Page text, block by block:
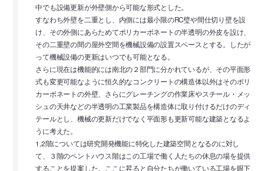
中でも設備更新が外壁側から可能な形式とした。
すなわち外壁を二重とし、内側には最小限のRC璧や間仕切り壁を設
け、その外側にあらためてポリカーボネートの半透明の外皮を設け、
その二重壁の間の屋外空間を機械設備の設置スペースとする。したが
って機械設備の更新はいつでも可能となる。
さらに現在は機能的には南北の２部門に分かれているが、その平面形
式も変更可能なように恒久的なコンクリートの構造体以外はそのポリ
カーボネートの外壁、さらにグレーチングの作業床やスチール・メッ
シュの天井などの半透明の工業製品を構造体に取り付けるだけのディ
テールとし、機械の更新だけでなく平面形も更新可能な建築となるよ
うに考えた。
1,2階については研究開発機能に特化した建築空間となるのに対し
て、３階のペントハウス階はこの工場で働く人たちの休息の場を提供
することを提案した。ここに昇ると自分たちが働いている工場を眼下